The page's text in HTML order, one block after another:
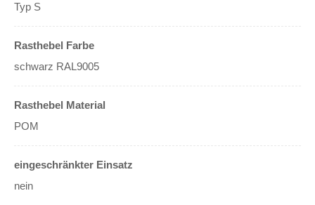
Typ S
Rasthebel Farbe
schwarz RAL9005
Rasthebel Material
POM
eingeschränkter Einsatz
nein